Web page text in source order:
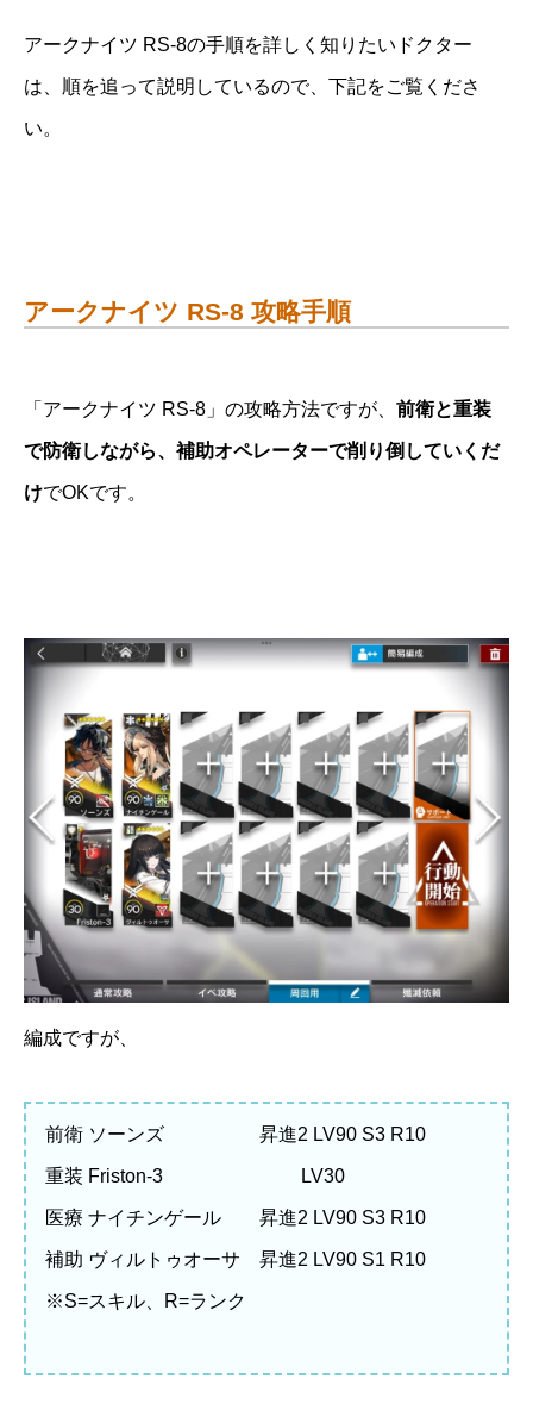
アークナイツ RS-8の手順を詳しく知りたいドクター
は、順を追って説明しているので、下記をご覧くださ
い。
アークナイツ RS-8 攻略手順
「アークナイツ RS-8」の攻略方法ですが、 前衛と重装
で防衛しながら、補助オペレーターで削り倒していくだ
けでOKです。
編成ですが、
前衛 ソーンズ 昇進2 LV90 S3 R10
重装 Friston-3 LV30
医療 ナイチンゲール 昇進2 LV90 S3 R10
補助 ヴィルトゥオーサ 昇進2 LV90 S1 R10
※S=スキル、R=ランク